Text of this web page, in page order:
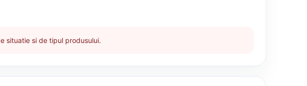
situatie si de tipul produsului.